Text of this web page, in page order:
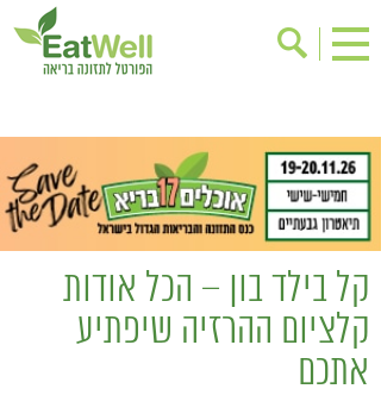
בישול בריא
אינדקס עסקים
ריפוי ומניעת מחלות
בריאות האישה
תוספי תזונה
מתכוני בריאות
אירועים
שינוי תזונתי
גישות בתזונה
דיאטה
ניקוי רעלים
קל בילד בון – הכל אודות
קלציום ההרזיה שיפתיע
אתכם